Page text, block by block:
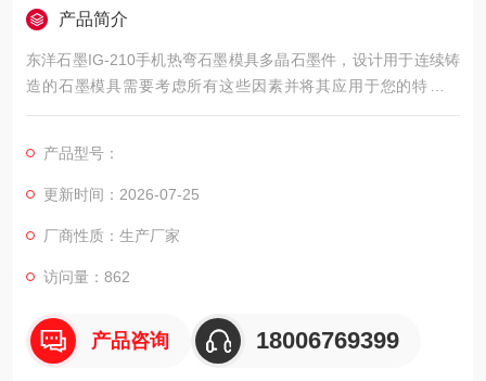
产品简介
东洋石墨IG-210手机热弯石墨模具多晶石墨件，设计用于连续铸
造的石墨模具需要考虑所有这些因素并将其应用于您的特定应
用。等级选择是重要的，应包括铸造人员，石墨制造商和专门加
实际石墨等级之前，可能需要进行实际试验。
产品型号：
更新时间：2026-07-25
厂商性质：生产厂家
访问量：862
产品咨询 18006769399